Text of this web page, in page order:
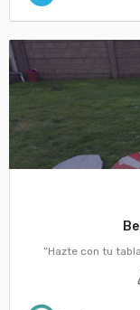
“Hazte con tu